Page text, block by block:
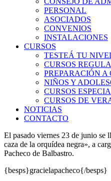
PERSONAL
ASOCIADOS
CONVENIOS
INSTALACIONES
CURSOS
TESTEÁ TU
CURSOS
PREPARACIÓN A
NIÑOS Y
CURSOS
CURSOS DE
NOTICIAS
CONTACTO
El pasado viernes 23 de junio se
caza de la orquídea negra», a
Pacheco de Balbastro.
{besps}gracielapacheco{/besps}